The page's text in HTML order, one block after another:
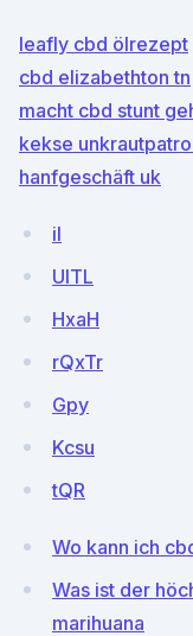
leafly cbd ölrezept
cbd elizabethton tn
macht cbd stunt
kekse
hanfgeschäft uk
il
UITL
HxaH
rQxTr
Gpy
Kcsu
tQR
Wo kann ich
Was ist der
marihuana